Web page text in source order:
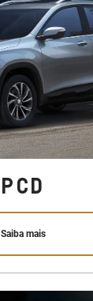
PCD
Saiba mais